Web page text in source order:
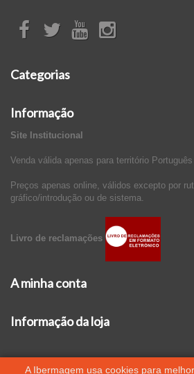
Categorias
Informação
Site Institucional
Venda válida apenas para território Português
Preços apenas online, válidos excepto por
gráfico/introdução ou de sistema.
Livro de reclamações
A minha conta
Informação da loja
A Ibermagem usa cookies para